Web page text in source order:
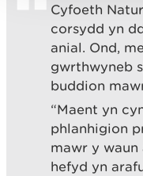
Cyfoeth
corsydd yn
anial. Ond,
gwrthwyneb
buddion
“Maent yn
phlanhigion
mawr y waun
hefyd yn